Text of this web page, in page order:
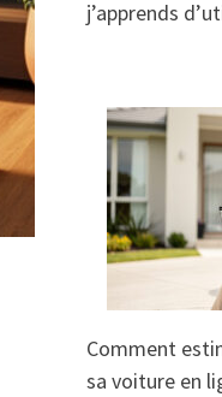
j’apprends
Comment
sa voiture en